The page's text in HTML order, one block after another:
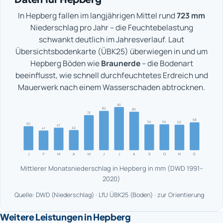
In Hepberg fallen im langjährigen Mittel rund723 mm
Niederschlag pro Jahr – die Feuchtebelastung
schwankt deutlich im Jahresverlauf. Laut
Übersichtsbodenkarte (ÜBK25) überwiegen in und um
Hepberg Böden wieBraunerde– die Bodenart
beeinflusst, wie schnell durchfeuchtetes Erdreich und
Mauerwerk nach einem Wasserschaden abtrocknen.
J
50
F
41
M
47
A
42
M
73
J
82
J
90
A
80
S
54
O
54
N
53
D
58
Mittlerer Monatsniederschlag in Hepberg in mm (DWD 1991–
2020)
Quelle: DWD (Niederschlag) · LfU ÜBK25 (Boden) · zur Orientierung
Weitere Leistungen in Hepberg